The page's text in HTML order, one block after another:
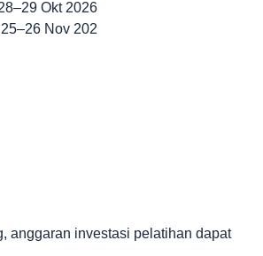
Okt 2026
Nov 202
anggaran investasi pelatihan dapat